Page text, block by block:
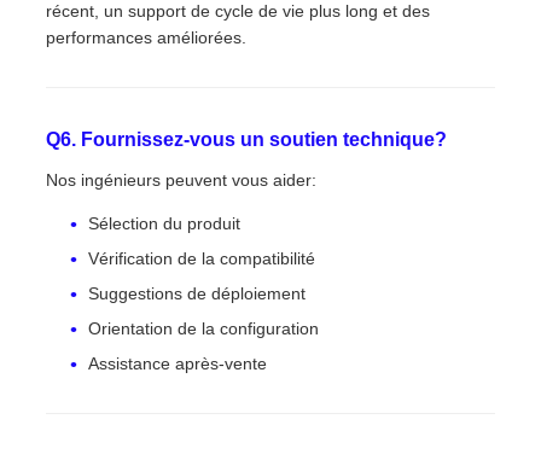
récent, un support de cycle de vie plus long et des
performances améliorées.
Q6. Fournissez-vous un soutien technique?
Nos ingénieurs peuvent vous aider:
Sélection du produit
Vérification de la compatibilité
Suggestions de déploiement
Orientation de la configuration
Assistance après-vente